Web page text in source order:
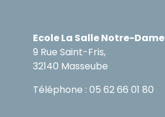
Ecole La Salle Notre-Dame
9 Rue Saint-Fris,
32140 Masseube
Téléphone : 05 62 66 01 80